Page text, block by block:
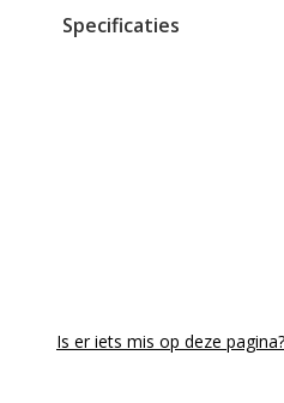
Specificaties
Is er iets mis op deze pagina?